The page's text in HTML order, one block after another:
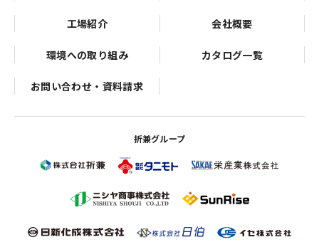
工場紹介 会社概要
環境への取り組み カタログ一覧
お問い合わせ・資料請求
折兼グループ